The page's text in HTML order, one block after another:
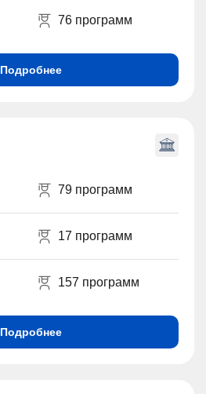
76 программ
Подробнее
79 программ
17 программ
157 программ
Подробнее